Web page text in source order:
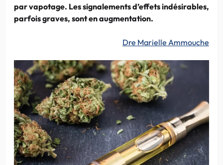
par vapotage. Les signalements d’effets indésirables,
parfois graves, sont en augmentation.
Dre Marielle Ammouche